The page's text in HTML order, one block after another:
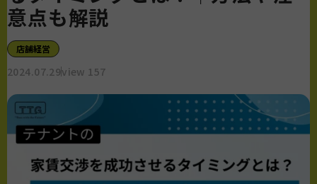
意点も解説
店舗経営
2024.07.29view 157